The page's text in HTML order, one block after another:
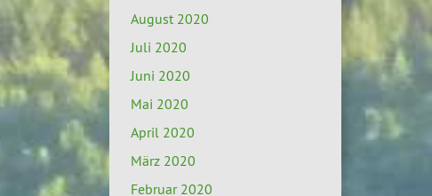
August 2020
Juli 2020
Juni 2020
Mai 2020
April 2020
März 2020
Februar 2020